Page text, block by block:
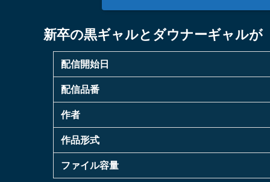
新卒の黒ギャルとダウナーギャルが
配信開始日
配信品番
作者
作品形式
ファイル容量